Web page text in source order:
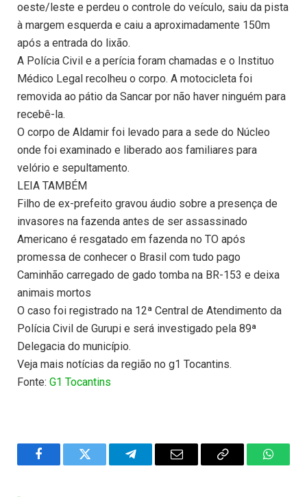
oeste/leste e perdeu o controle do veículo, saiu da pista
à margem esquerda e caiu a aproximadamente 150m
após a entrada do lixão.
A Polícia Civil e a perícia foram chamadas e o Instituo
Médico Legal recolheu o corpo. A motocicleta foi
removida ao pátio da Sancar por não haver ninguém para
recebê-la.
O corpo de Aldamir foi levado para a sede do Núcleo
onde foi examinado e liberado aos familiares para
velório e sepultamento.
LEIA TAMBÉM
Filho de ex-prefeito gravou áudio sobre a presença de
invasores na fazenda antes de ser assassinado
Americano é resgatado em fazenda no TO após
promessa de conhecer o Brasil com tudo pago
Caminhão carregado de gado tomba na BR-153 e deixa
animais mortos
O caso foi registrado na 12ª Central de Atendimento da
Polícia Civil de Gurupi e será investigado pela 89ª
Delegacia do município.
Veja mais notícias da região no g1 Tocantins.
Fonte: G1 Tocantins
FacebookTwitter TelegramEmail
Copy